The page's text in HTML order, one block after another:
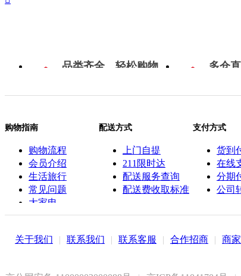
品类齐全，轻松购物 多仓
购物指南
购物流程
会员介绍
生活旅行
常见问题
大家电
联系客服
配送方式
上门自提
211限时达
配送服务查询
配送费收取标准
支付方式
货到
在线
分期
公司
关于我们 | 联系我们 | 联系客服 | 合作招商 | 商